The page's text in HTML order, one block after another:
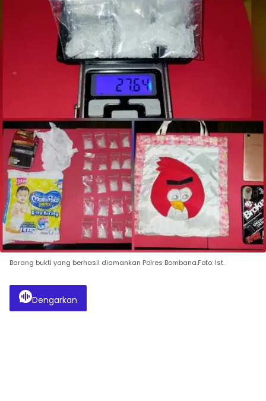
Barang bukti yang berhasil diamankan Polres Bombana.Foto: Ist.
Dengarkan